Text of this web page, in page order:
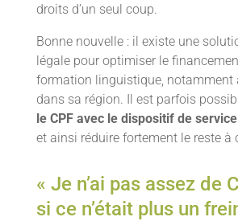
droits d’un seul coup.
Bonne nouvelle : il existe une
légale pour optimiser le
formation linguistique, notamment
dans sa région. Il est parfois
le CPF avec le dispositif de
et ainsi réduire fortement le reste à
« Je n’ai pas assez de
si ce n’était plus un